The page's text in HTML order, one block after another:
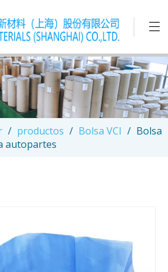
/ productos / Bolsa VCI / Bolsa
autopartes